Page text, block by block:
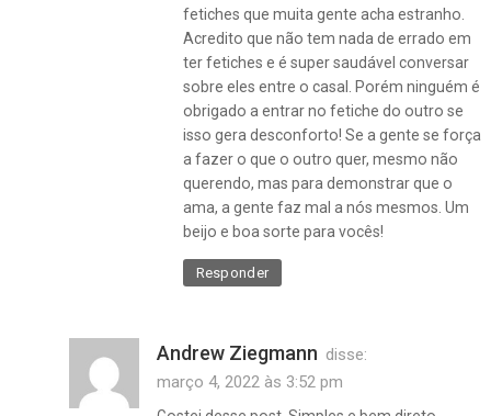
monogamia
fetiches que muita gente acha estranho.
Acredito que não tem nada de errado em
ter fetiches e é super saudável conversar
sobre eles entre o casal. Porém ninguém é
obrigado a entrar no fetiche do outro se
isso gera desconforto! Se a gente se força
a fazer o que o outro quer, mesmo não
querendo, mas para demonstrar que o
ama, a gente faz mal a nós mesmos. Um
beijo e boa sorte para vocês!
Responder
Andrew Ziegmann disse:
março 4, 2022 às 3:52 pm